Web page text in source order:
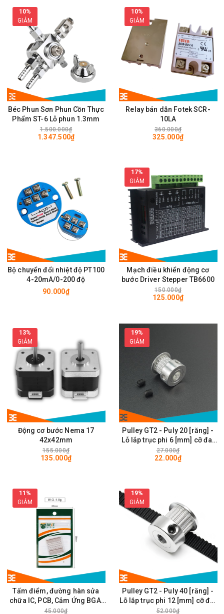
10%
GIẢM
Béc Phun Sơn Phun Cồn Thực
Phẩm ST-6 Lỗ phun 1.3mm
1.500.000₫
1.347.500₫
10%
GIẢM
Relay bán dẫn Fotek SCR-
10LA
360.000₫
325.000₫
Bộ chuyển đổi nhiệt độ PT100
4-20mA/0-200 độ
90.000₫
17%
GIẢM
Mạch điều khiển động cơ
bước Driver Stepper TB6600
150.000₫
125.000₫
13%
GIẢM
Động cơ bước Nema 17
42x42mm
155.000₫
135.000₫
19%
GIẢM
Pulley GT2 - Puly 20 [răng] -
Lỗ lắp trục phi 6 [mm] cỡ đai
rộng 6mm
27.000₫
22.000₫
11%
GIẢM
Tấm điểm, đường hàn sửa
chữa IC, PCB, Cảm Ứng BGA,
Vân Tay Điện Thoại, Pad - Best
45.000₫
19%
GIẢM
Pulley GT2 - Puly 40 [răng] -
Lỗ lắp trục phi 12 [mm] cỡ đai
rộng 6mm
52.000₫